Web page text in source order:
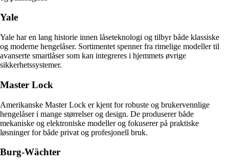
Yale
Yale har en lang historie innen låseteknologi og tilbyr både klassiske
og moderne hengelåser. Sortimentet spenner fra rimelige modeller til
avanserte smartlåser som kan integreres i hjemmets øvrige
sikkerhetssystemer.
Master Lock
Amerikanske Master Lock er kjent for robuste og brukervennlige
hengelåser i mange størrelser og design. De produserer både
mekaniske og elektroniske modeller og fokuserer på praktiske
løsninger for både privat og profesjonell bruk.
Burg-Wächter